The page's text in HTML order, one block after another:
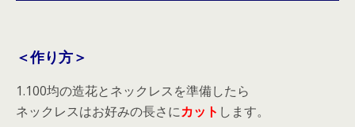
＜作り方＞
1.100均の造花とネックレスを準備したら
ネックレスはお好みの長さにカット します。